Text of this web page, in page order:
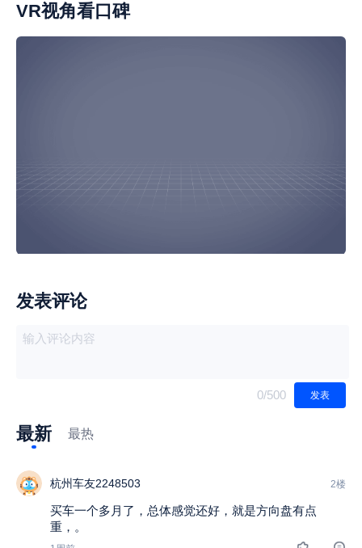
前排头部空间小 维修保养便宜
VR视角看口碑
发表评论
发表
0/500
最新 最热
杭州车友2248503 2楼
买车一个多月了，总体感觉还好，就是方向盘有点
重，。